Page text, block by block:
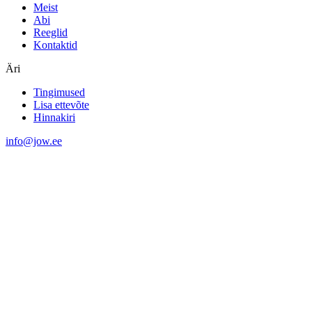
Meist
Abi
Reeglid
Kontaktid
Äri
Tingimused
Lisa ettevõte
Hinnakiri
info@jow.ee